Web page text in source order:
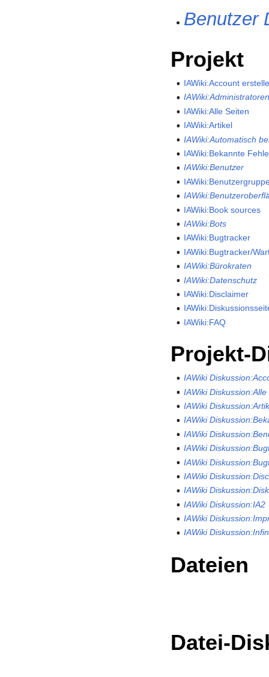
Benutzer
Projekt
IAWiki:Account
IAWiki:Alle Seiten
IAWiki:Artikel
IAWiki:Automatisch
IAWiki:Bekannte
IAWiki:Benutzer
IAWiki:Book sources
IAWiki:Bots
IAWiki:Bugtracker
IAWiki:Bugtracker/
IAWiki:Bürokraten
IAWiki:Datenschutz
IAWiki:Disclaimer
IAWiki:FAQ
Projekt-
IAWiki
IAWiki
IAWiki
IAWiki
IAWiki
IAWiki
IAWiki
IAWiki
IAWiki
IAWiki Diskussion:IA2
IAWiki
IAWiki
Dateien
Datei-